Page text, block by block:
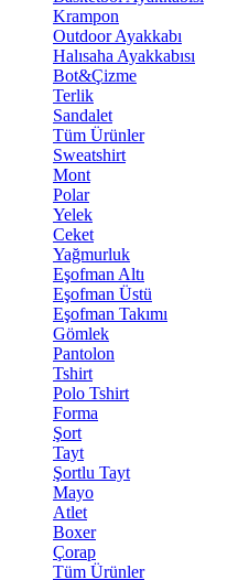
Krampon
Outdoor Ayakkabı
Halısaha Ayakkabısı
Bot&Çizme
Terlik
Sandalet
Tüm Ürünler
Sweatshirt
Mont
Polar
Yelek
Ceket
Yağmurluk
Eşofman Altı
Eşofman Üstü
Eşofman Takımı
Gömlek
Pantolon
Tshirt
Polo Tshirt
Forma
Şort
Tayt
Şortlu Tayt
Mayo
Atlet
Boxer
Çorap
Tüm Ürünler